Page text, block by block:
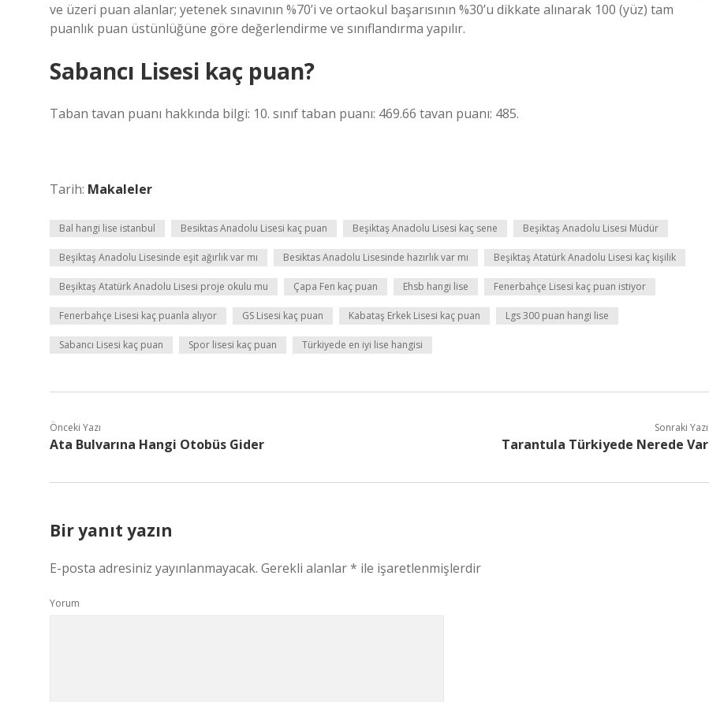
ve üzeri puan alanlar; yetenek sınavının %70’i ve ortaokul başarısının %30’u dikkate alınarak 100 (yüz) tam
puanlık puan üstünlüğüne göre değerlendirme ve sınıflandırma yapılır.
Sabancı Lisesi kaç puan?
Taban tavan puanı hakkında bilgi: 10. sınıf taban puanı: 469.66 tavan puanı: 485.
Tarih: Makaleler
Bal hangi lise istanbul Besiktas Anadolu Lisesi kaç puan Beşiktaş Anadolu Lisesi kaç sene Beşiktaş Anadolu Lisesi Müdür
Beşiktaş Anadolu Lisesinde eşit ağırlık var mı Besiktas Anadolu Lisesinde hazırlık var mı Beşiktaş Atatürk Anadolu Lisesi kaç kişilik
Beşiktaş Atatürk Anadolu Lisesi proje okulu mu Çapa Fen kaç puan Ehsb hangi lise Fenerbahçe Lisesi kaç puan istiyor
Fenerbahçe Lisesi kaç puanla alıyor GS Lisesi kaç puan Kabataş Erkek Lisesi kaç puan Lgs 300 puan hangi lise
Sabancı Lisesi kaç puan Spor lisesi kaç puan Türkiyede en iyi lise hangisi
Önceki Yazı
Ata Bulvarına Hangi Otobüs Gider
Sonraki Yazı
Tarantula Türkiyede Nerede Var
Bir yanıt yazın
E-posta adresiniz yayınlanmayacak. Gerekli alanlar* ile işaretlenmişlerdir
Yorum